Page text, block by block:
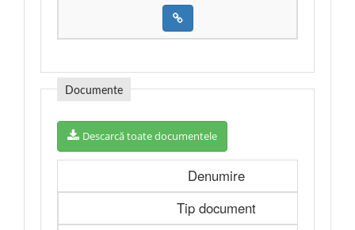
Documente
Descarcă toate documentele
Denumire
Tip document